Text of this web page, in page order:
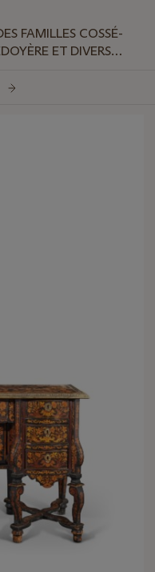
FAMILLES COSSÉ-
ET DIVERS